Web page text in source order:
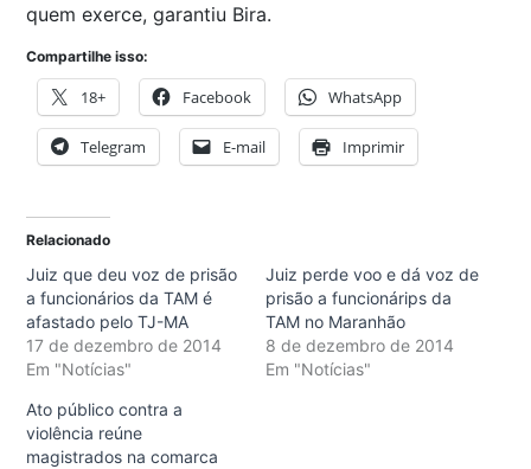
quem exerce, garantiu Bira.
Compartilhe isso:
18+ Facebook WhatsApp
Telegram E-mail Imprimir
Relacionado
Juiz que deu voz de prisão
a funcionários da TAM é
afastado pelo TJ-MA
17 de dezembro de 2014
Em "Notícias"
Juiz perde voo e dá voz de
prisão a funcionárips da
TAM no Maranhão
8 de dezembro de 2014
Em "Notícias"
Ato público contra a
violência reúne
magistrados na comarca